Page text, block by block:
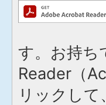
す。お持ち
Reader（
リックし